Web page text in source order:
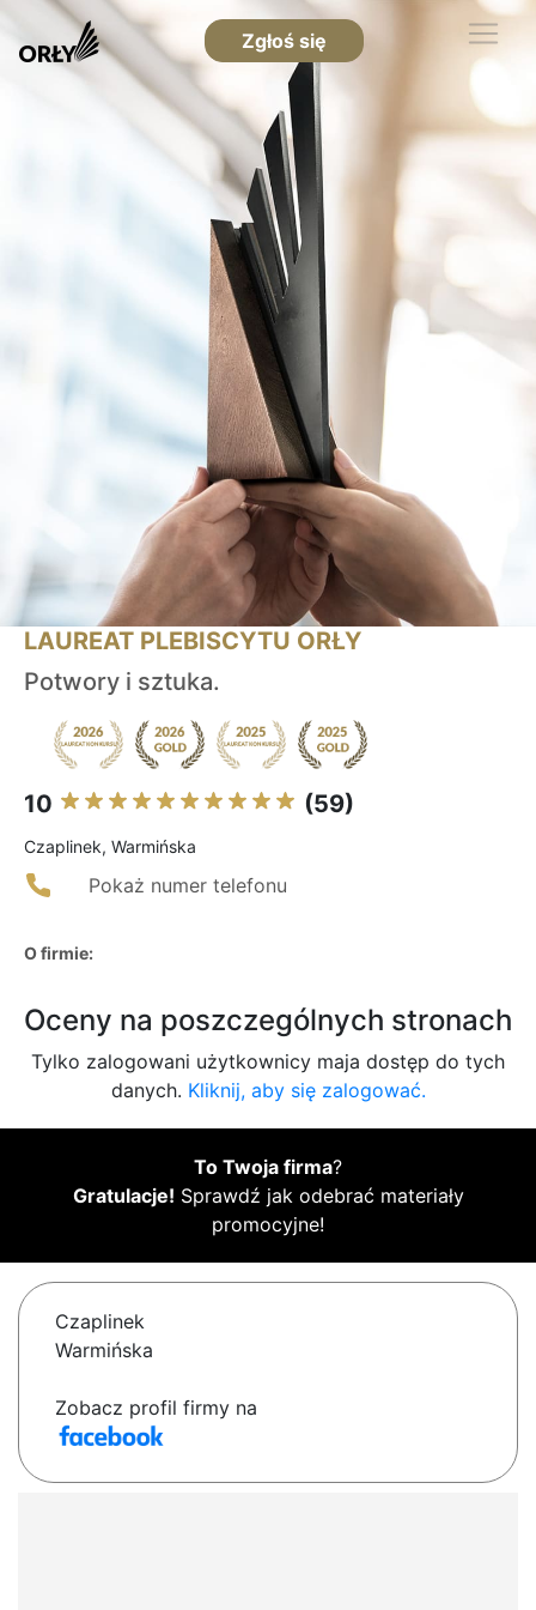
Zgłoś się
LAUREAT PLEBISCYTU ORŁY
Potwory i sztuka.
10 (59)
Czaplinek, Warmińska
Pokaż numer telefonu
O firmie:
Oceny na poszczególnych stronach
Tylko zalogowani użytkownicy maja dostęp do tych
danych. Kliknij, aby się zalogować.
To Twoja firma?
Gratulacje! Sprawdź jak odebrać materiały
promocyjne!
Czaplinek
Warmińska
Zobacz profil firmy na